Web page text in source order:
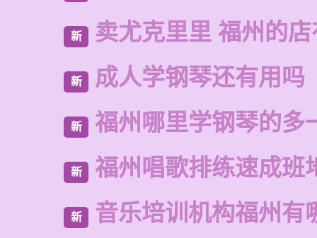
新 卖尤克里里 福州的
新 成人学钢琴还有用吗
新 福州哪里学钢琴的多
新 福州唱歌排练速成班
新 音乐培训机构福州有